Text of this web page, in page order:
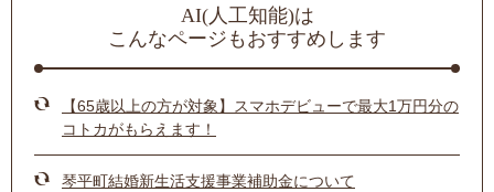
AI(人工知能)は
こんなページもおすすめします
【65歳以上の方が対象】スマホデビューで最大1万円分の
コトカがもらえます！
琴平町結婚新生活支援事業補助金について